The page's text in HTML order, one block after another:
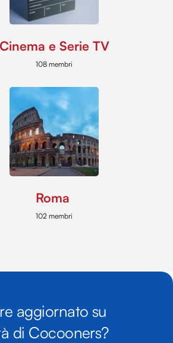
Cinema e Serie TV
108 membri
Roma
102 membri
aggiornato su
di Cocooners?